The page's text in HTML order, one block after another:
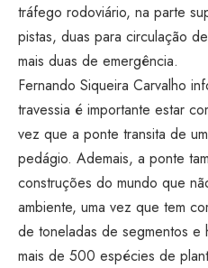
tráfego rodoviário, na parte
pistas, duas para circulação
mais duas de emergência.
Fernando Siqueira Carvalho
travessia é importante estar
vez que a ponte transita de
pedágio. Ademais, a ponte
construções do mundo que
ambiente, uma vez que tem
de toneladas de segmentos e
mais de 500 espécies de